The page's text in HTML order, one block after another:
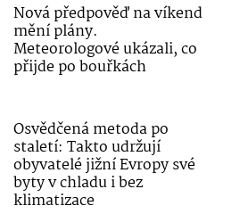
Nová předpověď na víkend
mění plány.
Meteorologové ukázali, co
přijde po bouřkách
Osvědčená metoda po
staletí: Takto udržují
obyvatelé jižní Evropy své
byty v chladu i bez
klimatizace